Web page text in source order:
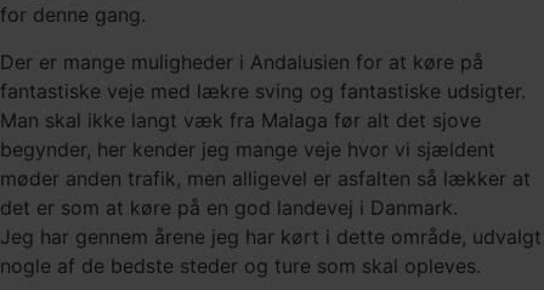
for denne gang.
Der er mange muligheder i Andalusien for at køre på
fantastiske veje med lækre sving og fantastiske udsigter.
Man skal ikke langt væk fra Malaga før alt det sjove
begynder, her kender jeg mange veje hvor vi sjældent
møder anden trafik, men alligevel er asfalten så lækker at
det er som at køre på en god landevej i Danmark.
Jeg har gennem årene jeg har kørt i dette område, udvalgt
nogle af de bedste steder og ture som skal opleves.